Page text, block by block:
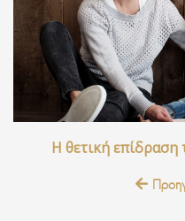
Η θετική επίδραση